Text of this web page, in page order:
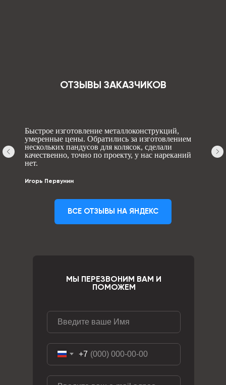
ОТЗЫВЫ ЗАКАЗЧИКОВ
Быстрое изготовление металлоконструкций,
умеренные цены. Обратились за изготовлением
нескольких пандусов для колясок, сделали
качественно, точно по проекту, у нас нареканий
нет.
Игорь Первунин
ВСЕ ОТЗЫВЫ НА ЯНДЕКС
+7
МЫ ПЕРЕЗВОНИМ ВАМ И
ПОМОЖЕМ